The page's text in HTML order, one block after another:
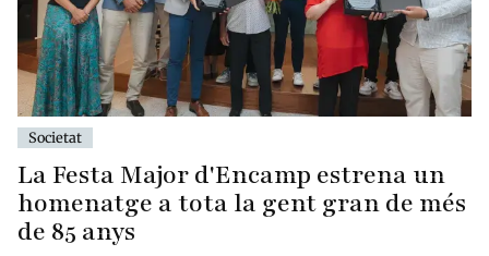
Societat
La Festa Major d'Encamp estrena un
homenatge a tota la gent gran de més
de 85 anys